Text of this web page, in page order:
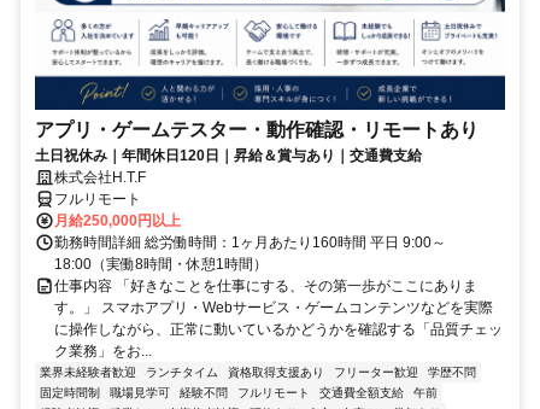
アプリ・ゲームテスター・動作確認・リモートあり
土日祝休み｜年間休日120日｜昇給＆賞与あり｜交通費支給
株式会社H.T.F
フルリモート
月給250,000円以上
勤務時間詳細 総労働時間：1ヶ月あたり160時間 平日 9:00～
18:00（実働8時間・休憩1時間）
仕事内容 「好きなことを仕事にする、その第一歩がここにありま
す。」 スマホアプリ・Webサービス・ゲームコンテンツなどを実際
に操作しながら、正常に動いているかどうかを確認する「品質チェッ
ク業務」をお...
業界未経験者歓迎 ランチタイム 資格取得支援あり フリーター歓迎
学歴不問
固定時間制
職場見学可 経験不問 フルリモート 交通費全額支給
午前